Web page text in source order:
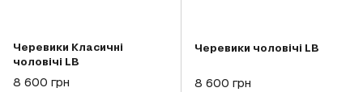
Черевики Класичні
чоловічі LB
8 600 грн
Черевики чоловічі LB
8 600 грн